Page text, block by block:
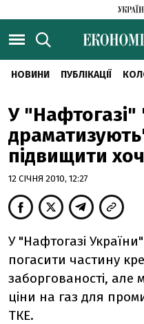
НОВИНИ ПУБЛІКАЦІЇ
У "Нафтогазі"
підвищити
12 СІЧНЯ 2010, 12:27
У "Нафтогазі
погасити частину
заборгованості, але
ціни на газ для
ТКЕ.